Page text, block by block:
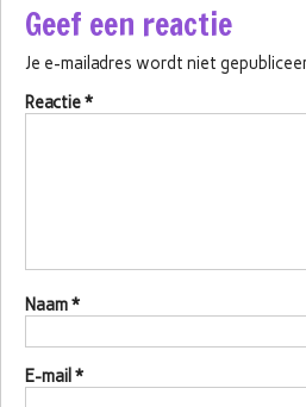
Geef een reactie
Je e-mailadres wordt niet
Reactie*
Naam*
E-mail *